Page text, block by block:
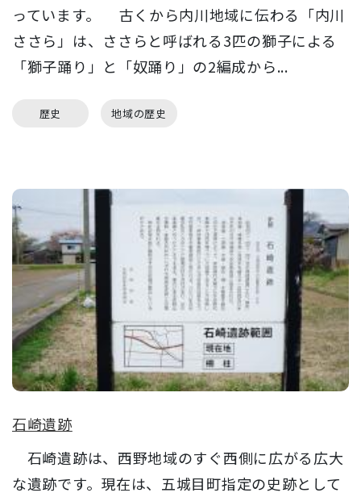
っています。 古くから内川地域に伝わる「内川
ささら」は、ささらと呼ばれる3匹の獅子による
「獅子踊り」と「奴踊り」の2編成から...
歴史 地域の歴史
石崎遺跡
石崎遺跡は、西野地域のすぐ西側に広がる広大
な遺跡です。現在は、五城目町指定の史跡として